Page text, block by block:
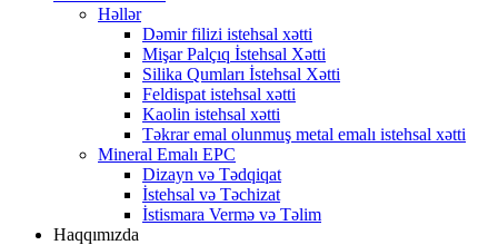
Həllər
Dəmir filizi istehsal xətti
Mişar Palçıq İstehsal Xətti
Silika Qumları İstehsal Xətti
Feldispat istehsal xətti
Kaolin istehsal xətti
Təkrar emal olunmuş metal emalı istehsal xətti
Mineral Emalı EPC
Dizayn və Tədqiqat
İstehsal və Təchizat
İstismara Vermə və Təlim
Haqqımızda